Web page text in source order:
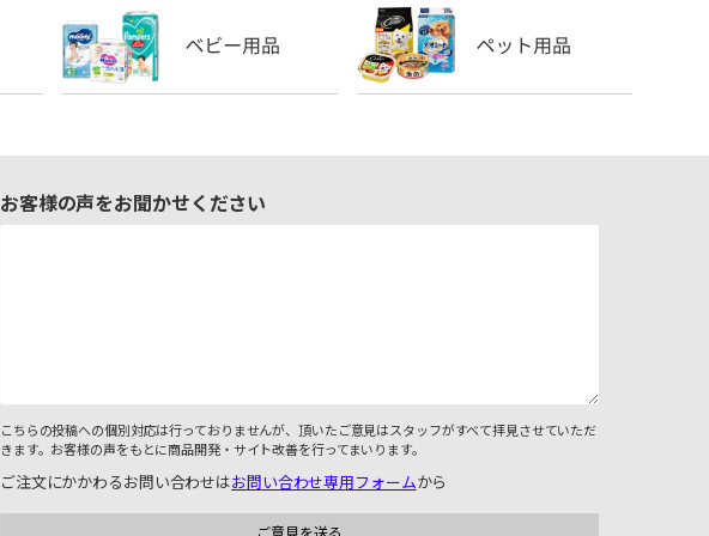
お客様の声をお聞かせください
こちらの投稿への個別対応は行っておりませんが、頂いたご意見はスタッフがすべて拝見させていただ
きます。お客様の声をもとに商品開発・サイト改善を行ってまいります。
ご注文にかかわるお問い合わせはお問い合わせ専用フォームから